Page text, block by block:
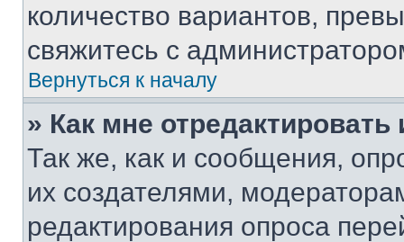
количество вариантов,
свяжитесь с
Вернуться к началу
» Как мне
Так же, как и сообщения,
их создателями,
редактирования опроса